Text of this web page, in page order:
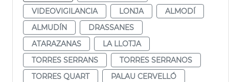
VIDEOVIGILANCIA
LONJA
ALMODÍ
ALMUDÍN
DRASSANES
ATARAZANAS
LA LLOTJA
TORRES SERRANS
TORRES SERRANOS
TORRES QUART
PALAU CERVELLÓ